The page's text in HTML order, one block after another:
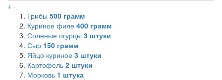
+ -
Грибы 500 грамм
Куриное филе 400 грамм
Соленые огурцы 3 штуки
Сыр 150 грамм
Яйцо куриное 3 штуки
Картофель 2 штуки
Морковь 1 штука